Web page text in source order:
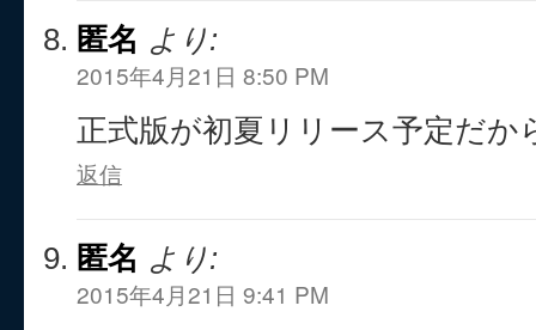
匿名 より:
2015年4月21日 8:50 PM
正式版が初夏リリース予定だか
返信
匿名 より:
2015年4月21日 9:41 PM